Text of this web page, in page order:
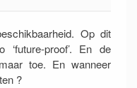
Op dit
proof’. En de
toe. En wanneer
?